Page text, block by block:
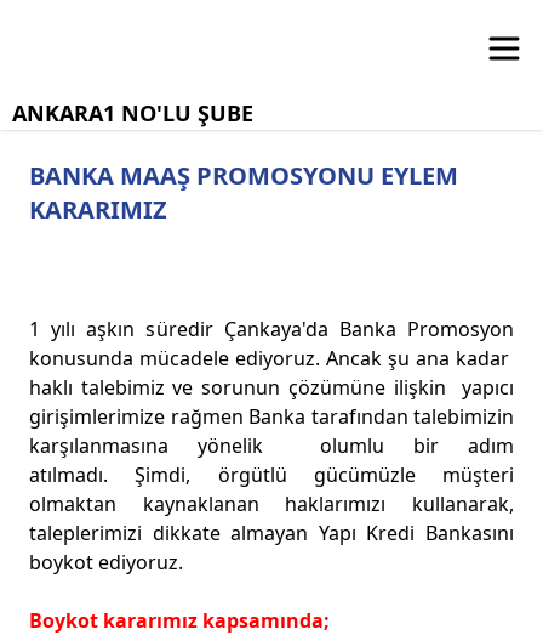
ANKARA1 NO'LU ŞUBE
BANKA MAAŞ PROMOSYONU EYLEM
KARARIMIZ
1 yılı aşkın süredir Çankaya'da Banka Promosyon
konusunda mücadele ediyoruz. Ancak şu ana kadar
haklı talebimiz ve sorunun çözümüne ilişkin yapıcı
girişimlerimize rağmen Banka tarafından talebimizin
karşılanmasına yönelik olumlu bir adım
atılmadı. Şimdi, örgütlü gücümüzle müşteri
olmaktan kaynaklanan haklarımızı kullanarak,
taleplerimizi dikkate almayan Yapı Kredi Bankasını
boykot ediyoruz.
Boykot kararımız kapsamında;